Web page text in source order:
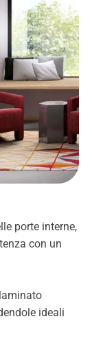
porte interne,
con un
ideali